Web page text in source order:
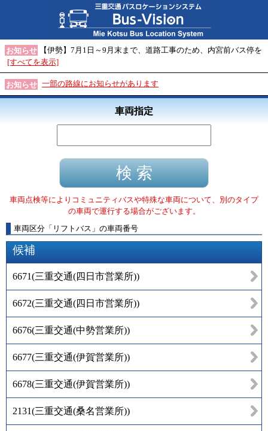
お知らせ
【伊勢】7月1日～9月末まで、道路工事のため、内宮前バス停を
[すべてを表示]
お知らせ 一部の路線にお知らせがあります
車両指定
車両点検等によりコミュニティバスや特殊な車両について、別のタイプ
の車両で運行する場合がございます。
車両区分 「 リフトバス 」 の車両番号
候補
6671(三重交通(四日市営業所))
6672(三重交通(四日市営業所))
6676(三重交通(中勢営業所))
6677(三重交通(伊賀営業所))
6678(三重交通(伊賀営業所))
2131(三重交通(桑名営業所))